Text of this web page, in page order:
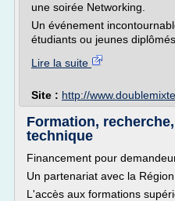
une soirée Networking.
Un événement
étudiants ou jeunes
Lire la suite
Site : http://
Formation,
technique
Financement pour
Un partenariat avec la
L'accès aux formations